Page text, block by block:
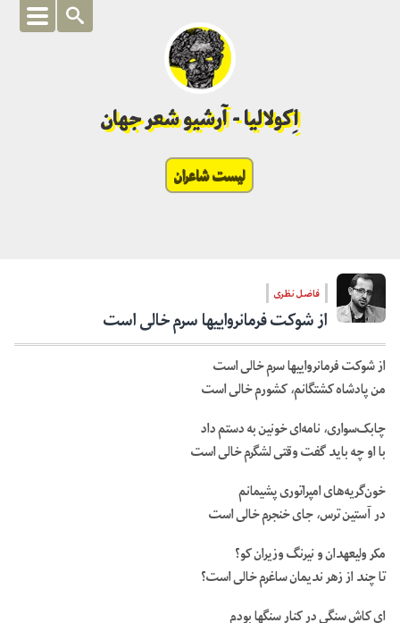
اِکولالیا - آرشیو شعر جهان
لیست شاعران
فاضل نظری
از شوکت فرمانرواییها سرم خالی است
از شوکت فرمانرواییها سرم خالی است
من پادشاه کشتگانم، کشورم خالی است
چابک‌سواری، نامه‌ای خونین به دستم داد
با او چه باید گفت وقتی لشگرم خالی است
خون‌گریه‌های امپراتوری پشیمانم
در آستین ترس، جای خنجرم خالی است
مکر ولیعهدان و نیرنگ وزیران کو؟
تا چند از زهر ندیمان ساغرم خالی است؟
ای کاش سنگی در کنار سنگها بودم